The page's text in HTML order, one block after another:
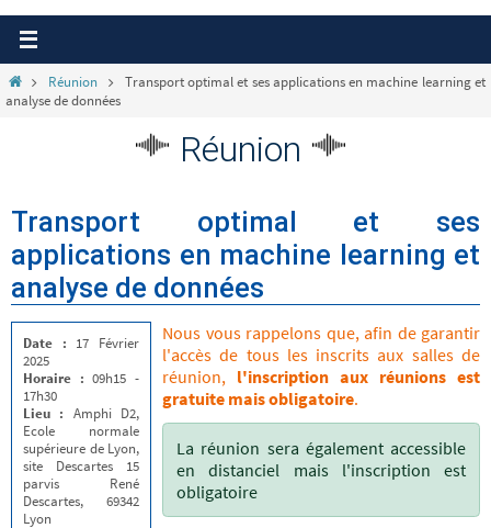
HomeRéunion
Transport optimal et ses applications en machine learning et
analyse de données
Réunion
Transport optimal et ses
applications en machine learning et
analyse de données
Date : 17 Février
2025
Horaire :09h15 -
17h30
Lieu : Amphi D2,
Ecole normale
supérieure de Lyon,
site Descartes 15
parvis René
Descartes, 69342
Lyon
Nous vous rappelons que, afin de garantir
l'accès de tous les inscrits aux salles de
réunion, l'inscription aux réunions est
gratuite mais obligatoire.
La réunion sera également accessible
en distanciel mais l'inscription est
obligatoire